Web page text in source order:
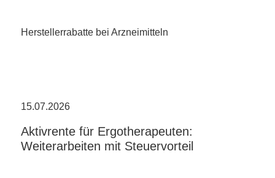
Herstellerrabatte bei Arzneimitteln
15.07.2026
Aktivrente für Ergotherapeuten:
Weiterarbeiten mit Steuervorteil